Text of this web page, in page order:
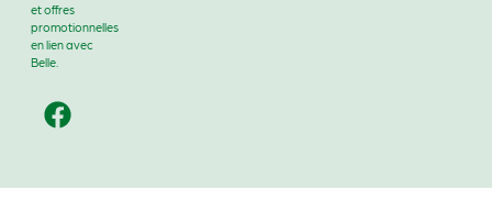
et offres
promotionnelles
en lien avec
Belle.